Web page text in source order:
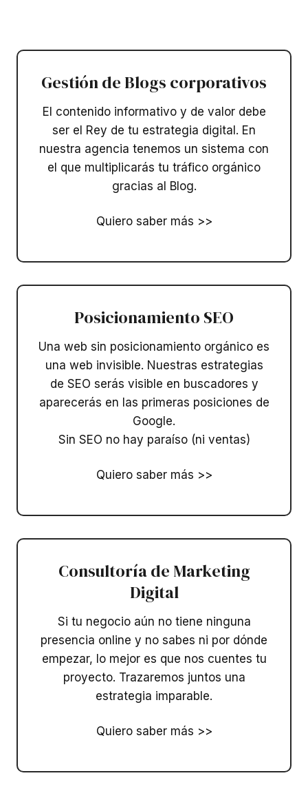
Gestión de Blogs corporativos​
El contenido informativo y de valor debe
ser el Rey de tu estrategia digital. En
nuestra agencia tenemos un sistema con
el que multiplicarás tu tráfico orgánico
gracias al Blog.
Quiero saber más >>
Posicionamiento SEO​
Una web sin posicionamiento orgánico es
una web invisible. Nuestras estrategias
de SEO serás visible en buscadores y
aparecerás en las primeras posiciones de
Google.
Sin SEO no hay paraíso (ni ventas)
Quiero saber más >>
Consultoría de Marketing
Digital
Si tu negocio aún no tiene ninguna
presencia online y no sabes ni por dónde
empezar, lo mejor es que nos cuentes tu
proyecto. Trazaremos juntos una
estrategia imparable.
Quiero saber más >>